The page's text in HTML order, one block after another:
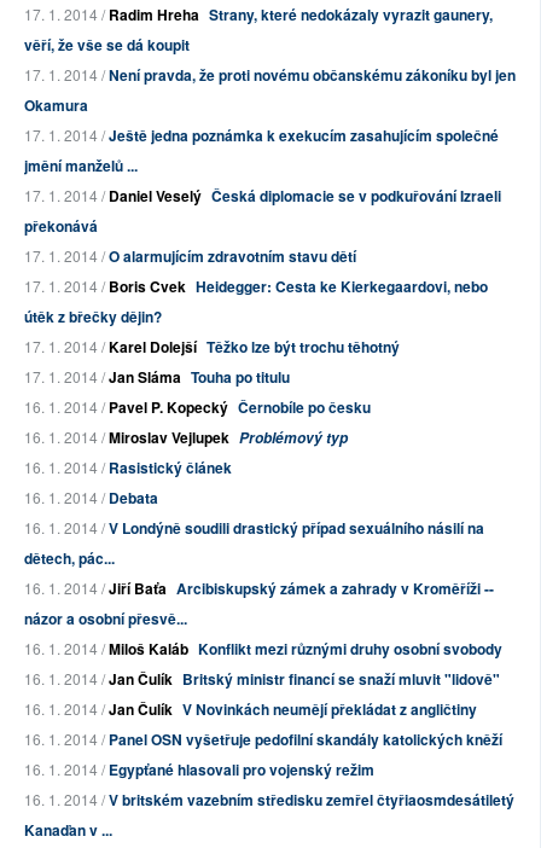
17. 1. 2014 /Radim Hreha Strany, které nedokázaly vyrazit gaunery,
věří, že vše se dá koupit
17. 1. 2014 /Není pravda, že proti novému občanskému zákoníku byl jen
Okamura
17. 1. 2014 /Ještě jedna poznámka k exekucím zasahujícím společné
jmění manželů ...
17. 1. 2014 /Daniel Veselý Česká diplomacie se v podkuřování Izraeli
překonává
17. 1. 2014 /O alarmujícím zdravotním stavu dětí
17. 1. 2014 /Boris Cvek Heidegger: Cesta ke Kierkegaardovi, nebo
útěk z břečky dějin?
17. 1. 2014 /Karel Dolejší Těžko lze být trochu těhotný
17. 1. 2014 /Jan Sláma Touha po titulu
16. 1. 2014 /Pavel P. Kopecký Černobíle po česku
16. 1. 2014 /Miroslav Vejlupek Problémový typ
16. 1. 2014 /Rasistický článek
16. 1. 2014 /Debata
16. 1. 2014 /V Londýně soudili drastický případ sexuálního násilí na
dětech, pác...
16. 1. 2014 /Jiří Baťa Arcibiskupský zámek a zahrady v Kroměříži --
názor a osobní přesvě...
16. 1. 2014 /Miloš Kaláb Konflikt mezi různými druhy osobní svobody
16. 1. 2014 /Jan Čulík Britský ministr financí se snaží mluvit "lidově"
16. 1. 2014 /Jan Čulík V Novinkách neumějí překládat z angličtiny
16. 1. 2014 /Panel OSN vyšetřuje pedofilní skandály katolických kněží
16. 1. 2014 /Egypťané hlasovali pro vojenský režim
16. 1. 2014 /V britském vazebním středisku zemřel čtyřiaosmdesátiletý
Kanaďan v ...